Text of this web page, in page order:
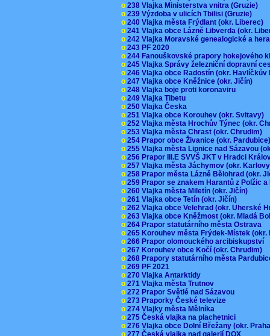
o 238 Vlajka Ministerstva vnitra (Gruzie)
o 239 Výzdoba v ulicích Tbilisi (Gruzie)
o 240 Vlajka města Frýdlant (okr. Liberec)
o 241 Vlajka obce Lázně Libverda (okr.
o 242 Vlajka Moravské genealogické a
o 243 PF 2020
o 244 Fanouškovské prapory hokejového
o 245 Vlajka Správy železniční dopravní
o 246 Vlajka obce Radostín (okr.
o 247 Vlajka obce Kněžnice (okr. Jičín)
o 248 Vlajka boje proti koronaviru
o 249 Vlajka Tibetu
o 250 Vlajka Česka
o 251 Vlajka obce Korouhev (okr. Svitavy)
o 252 Vlajka města Hrochův Týnec (okr.
o 253 Vlajka města Chrast (okr. Chrudim)
o 254 Prapor obce Živanice (okr.
o 255 Vlajka města Lipnice nad Sázavou
o 256 Prapor III.E SVVŠ JKT v Hradci
o 257 Vlajka města Jáchymov (okr.
o 258 Prapor města Lázně Bělohrad (okr.
o 259 Prapor se znakem Harantů z Polžic
o 260 Vlajka města Miletín (okr. Jičín)
o 261 Vlajka obce Tetín (okr. Jičín)
o 262 Vlajka obce Velehrad (okr. Uherské
o 263 Vlajka obce Kněžmost (okr. Mladá
o 264 Prapor statutárního města Ostrava
o 265 Korouhev města Frýdek-Místek
o 266 Prapor olomouckého arcibiskupství
o 267 Korouhev obce Kočí (okr. Chrudim)
o 268 Prapory statutárního města
o 269 PF 2021
o 270 Vlajka Antarktidy
o 271 Vlajka města Trutnov
o 272 Prapor Světlé nad Sázavou
o 273 Praporky České televize
o 274 Vlajky města Mělníka
o 275 Česká vlajka na plachetnici
o 276 Vlajka obce Dolní Břežany (okr.
o 277 Česká vlajka nad galerií DOX